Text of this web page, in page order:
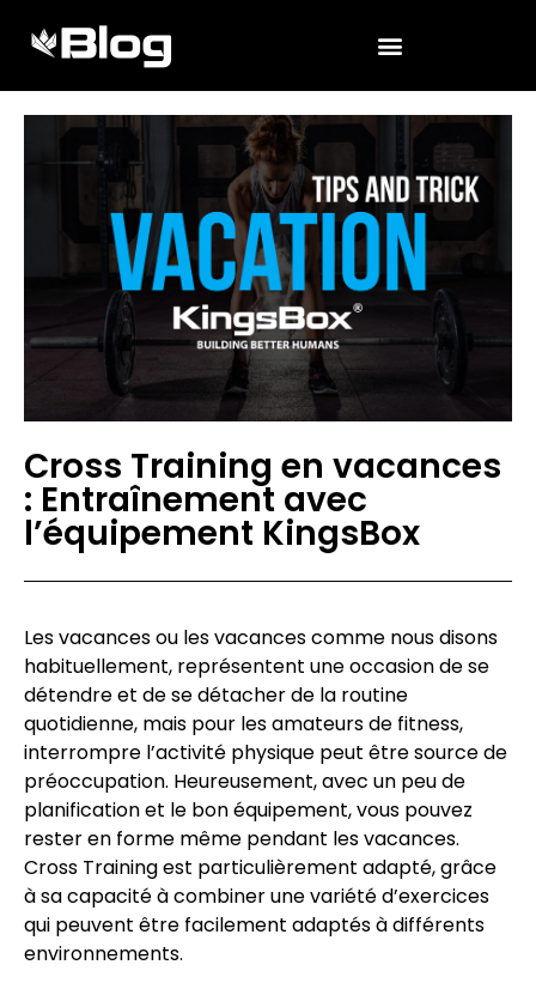
Cross Training en vacances
: Entraînement avec
l’équipement KingsBox
Les vacances ou les vacances comme nous disons
habituellement, représentent une occasion de se
détendre et de se détacher de la routine
quotidienne, mais pour les amateurs de fitness,
interrompre l’activité physique peut être source de
préoccupation. Heureusement, avec un peu de
planification et le bon équipement, vous pouvez
rester en forme même pendant les vacances.
Cross Training est particulièrement adapté, grâce
à sa capacité à combiner une variété d’exercices
qui peuvent être facilement adaptés à différents
environnements.